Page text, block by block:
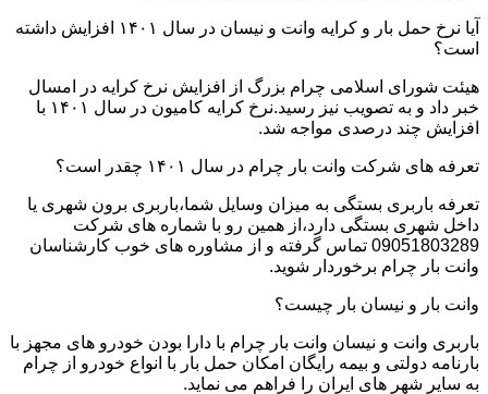
آیا نرخ حمل بار و کرایه وانت و نیسان در سال ۱۴۰۱ افزایش داشته
است؟
هیئت شورای اسلامی چرام بزرگ از افزایش نرخ کرایه در امسال
خبر داد و به تصویب نیز رسید.نرخ کرایه کامیون در سال ۱۴۰۱ با
افزایش چند درصدی مواجه شد.
تعرفه های شرکت وانت بار چرام در سال ۱۴۰۱ چقدر است؟
تعرفه باربری بستگی به میزان وسایل شما،باربری برون شهری یا
داخل شهری بستگی دارد،از همین رو با شماره های شرکت
09051803289 تماس گرفته و از مشاوره های خوب کارشناسان
وانت بار چرام برخوردار شوید.
وانت بار و نیسان بار چیست؟
باربری وانت و نیسان وانت بار چرام با دارا بودن خودرو های مجهز با
بارنامه دولتی و بیمه رایگان امکان حمل بار با انواع خودرو از چرام
به سایر شهر های ایران را فراهم می نماید.